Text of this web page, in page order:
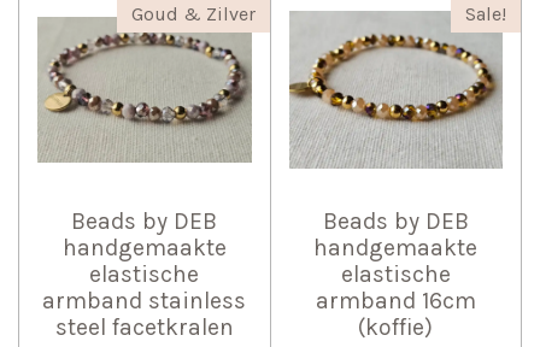
Goud & Zilver
Beads by DEB
handgemaakte
elastische
armband stainless
steel facetkralen
Sale!
Beads by DEB
handgemaakte
elastische
armband 16cm
(koffie)